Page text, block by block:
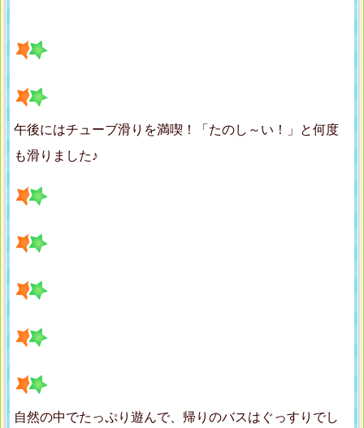
午後にはチューブ滑りを満喫！「たのし～い！」と何度
も滑りました♪
自然の中でたっぷり遊んで、帰りのバスはぐっすりでし